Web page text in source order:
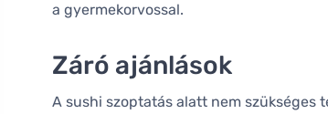
a gyermekorvossal.
Záró ajánlások
A sushi szoptatás alatt nem szükséges